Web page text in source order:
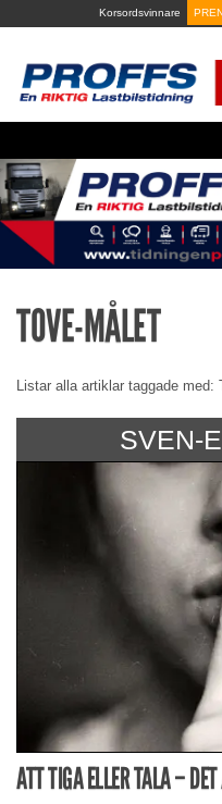
to
Korsordsvinnare
TOVE-MÅLET
Listar alla artiklar taggade med:
SVEN-
ATT TIGA ELLER TALA –